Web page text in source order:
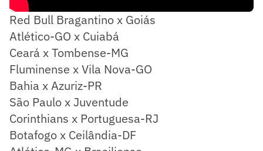
Red Bull Bragantino x Goiás
Atlético-GO x Cuiabá
Ceará x Tombense-MG
Fluminense x Vila Nova-GO
Bahia x Azuriz-PR
São Paulo x Juventude
Corinthians x Portuguesa-RJ
Botafogo x Ceilândia-DF